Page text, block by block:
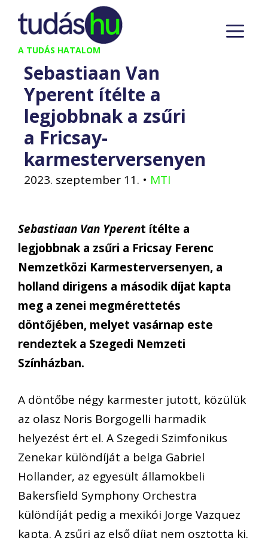
Kilépés
tartalomba
A TUDÁS HATALOM
Sebastiaan Van
Yperent ítélte a
legjobbnak a zsűri
a Fricsay-
karmesterversenyen
2023. szeptember 11. • MTI
Sebastiaan Van Yperent ítélte a
legjobbnak a zsűri a Fricsay Ferenc
Nemzetközi Karmesterversenyen, a
holland dirigens a második díjat kapta
meg a zenei megmérettetés
döntőjében, melyet vasárnap este
rendeztek a Szegedi Nemzeti
Színházban.
A döntőbe négy karmester jutott, közülük
az olasz Noris Borgogelli harmadik
helyezést ért el. A Szegedi Szimfonikus
Zenekar különdíját a belga Gabriel
Hollander, az egyesült államokbeli
Bakersfield Symphony Orchestra
különdíját pedig a mexikói Jorge Vazquez
kapta. A zsűri az első díjat nem osztotta ki.